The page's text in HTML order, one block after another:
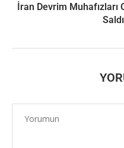
İran Devrim Muhafızları